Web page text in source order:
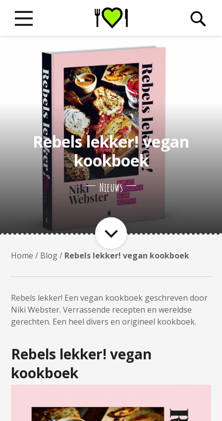
Rebels lekker! vegan
kookboek
Nieuws
Home / Blog/ Rebels lekker! vegan kookboek
Rebels lekker! Een vegan kookboek geschreven door
Niki Webster. Verrassende recepten en wereldse
gerechten. Een heel divers en origineel kookboek.
Rebels lekker! vegan
kookboek